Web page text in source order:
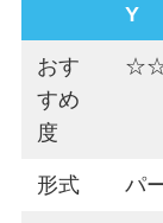
Y
おす
すめ
度
形式 パ